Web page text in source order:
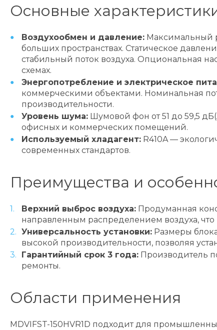
Основные
Воздухообмен и давление:Максимальный
больших пространствах. Статическое
стабильный поток воздуха. Опциональная
схемах.
Энергопотребление и электрическое
коммерческими объектами. Номинальная
производительности.
Уровень шума:Шумовой фон от 51 до 59,5
офисных и коммерческих помещений.
Используемый хладагент:R410A —
современных стандартов.
Преимущества и
Верхний выброс воздуха:Продуманная
направленным распределением воздуха,
Универсальность установки:Размеры блока
высокой производительности, позволяя
Гарантийный срок 3 года:Производитель
ремонты.
Области применения
MDVIFST-150HVR1D подходит для